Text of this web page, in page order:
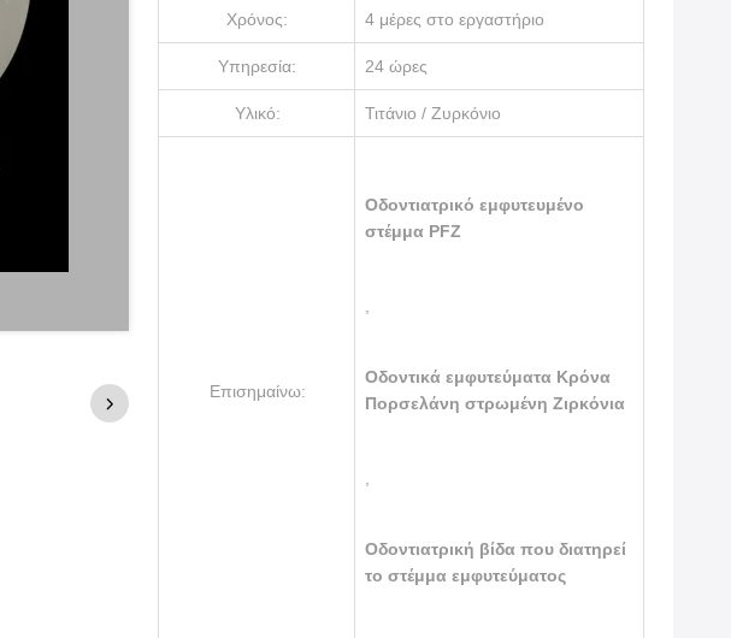
Χρόνος: 4 μέρες στο εργαστήριο
Υπηρεσία: 24 ώρες
Υλικό: Τιτάνιο / Ζυρκόνιο
Επισημαίνω:
Οδοντιατρικό εμφυτευμένο
στέμμα PFZ
Οδοντικά εμφυτεύματα Κρόνα
Πορσελάνη στρωμένη Ζιρκόνια
Οδοντιατρική βίδα που διατηρεί
το στέμμα εμφυτεύματος